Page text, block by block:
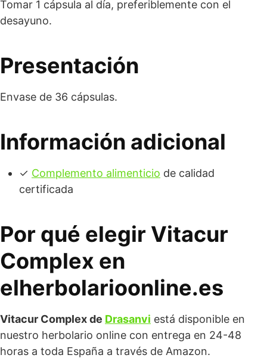
Tomar 1 cápsula al día, preferiblemente con el
desayuno.
Presentación
Envase de 36 cápsulas.
Información adicional
✓ Complemento alimenticio de calidad
certificada
Por qué elegir Vitacur
Complex en
elherbolarioonline.es
Vitacur Complex de Drasanvi está disponible en
nuestro herbolario online con entrega en 24-48
horas a toda España a través de Amazon.